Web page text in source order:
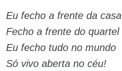
Eu fecho a frente da casa
Fecho a frente do quartel
Eu fecho tudo no mundo
Só vivo aberta no céu!